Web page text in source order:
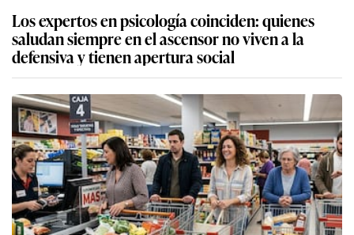
Los expertos en psicología coinciden: quienes
saludan siempre en el ascensor no viven a la
defensiva y tienen apertura social